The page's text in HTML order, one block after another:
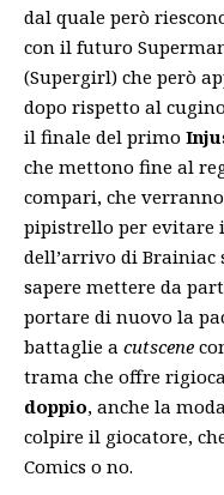
dal quale però
con il futuro
(Supergirl) che però
dopo rispetto al
il finale del primo
che mettono fine al
compari, che
pipistrello per evitare
dell’arrivo di Brainiac
sapere mettere da
portare di nuovo la
battaglie a cutscene
trama che offre
doppio, anche la
colpire il giocatore,
Comics o no.